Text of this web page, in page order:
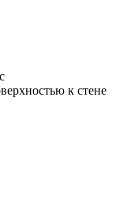
к стене